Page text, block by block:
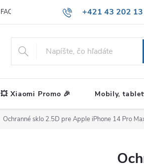
+421 43 202
FAQ
💥 Xiaomi Promo 🎉 Mobily,
Ochranné sklo 2.5D pre Apple iPhone 14 Pro